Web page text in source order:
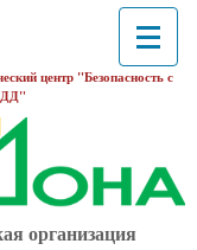
центр "Безопасность с
организация